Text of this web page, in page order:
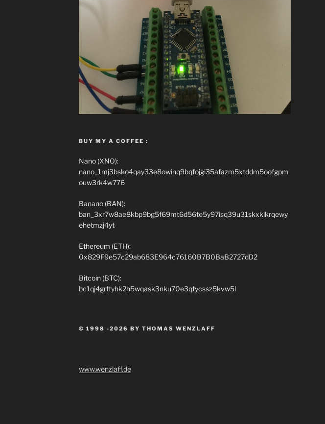
BUY MY A COFFEE :
Nano (XNO):
nano_1mj3bsko4qay33e8owinq9bqfojgi35afazm5xtddm5oofgpm
ouw3rk4w776
Banano (BAN):
ban_3xr7w8ae8kbp9bg5f69mt6d56te5y97isq39u31skxkikrqewy
ehetmzj4yt
Ethereum (ETH):
0x829F9e57c29ab683E964c76160B7B0BaB2727dD2
Bitcoin (BTC):
bc1qj4grttyhk2h5wqask3nku70e3qtycssz5kvw5l
© 1998 -2026 BY THOMAS WENZLAFF
www.wenzlaff.de